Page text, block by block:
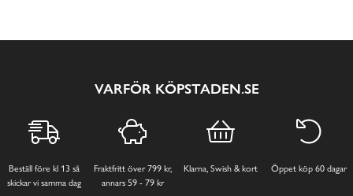
VARFÖR KÖPSTADEN.SE
Beställ före kl 13 så
skickar vi samma dag
Fraktfritt över 799 kr,
annars 59 - 79 kr
Klarna, Swish & kort Öppet köp 60 dagar